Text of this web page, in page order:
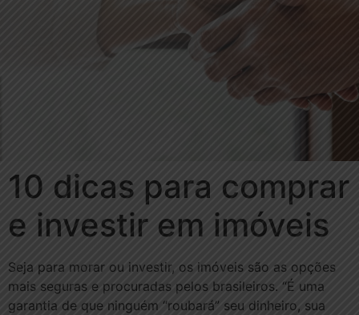
10 dicas para comprar
e investir em imóveis
Seja para morar ou investir, os imóveis são as opções
mais seguras e procuradas pelos brasileiros. “É uma
garantia de que ninguém “roubará” seu dinheiro, sua